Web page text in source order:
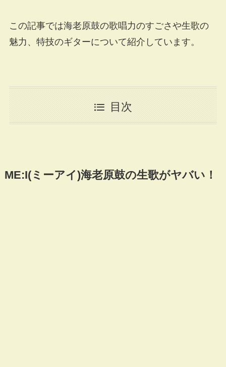
この記事では海老原鼓の歌唱力のすごさや生歌の
魅力、特技のギターについて紹介しています。
目次
ME:I(ミーアイ)海老原鼓の生歌がヤバい！